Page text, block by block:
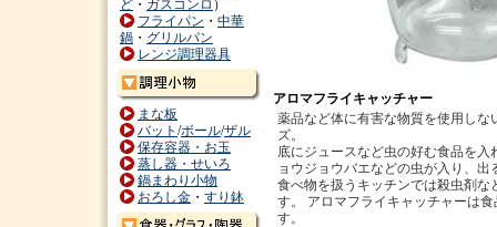
アロマフライキャッチャー
薬品など体に有害な物質を使用し
ズ。
底にジュースなど虫の好む食品を
ョウジョウバエなどの虫が入り、
食べ物を扱うキッチンでは殺虫剤
す。 アロマフライキャッチャーは
す。
ど ・ ガスコンロ ）
フライパン ・ 中華
鍋 ・ グリルパン
レンジ調理器具
まな板
バット /ボール/ザル
保存容器・お玉
蒸し器・せいろ
鍋まわり小物
おろし金 ・ すり鉢